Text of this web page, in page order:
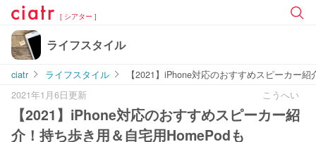
[ シアター ]
ライフスタイル
ciatr ライフスタイル
【2021】iPhone対応のおすすめスピーカー
2021年1月6日更新
こうへい
【2021】iPhone対応のおすすめスピーカー紹
介！持ち歩き用＆自宅用HomePodも